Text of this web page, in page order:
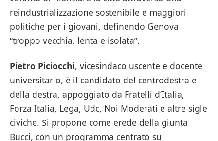
reindustrializzazione sostenibile e maggiori
politiche per i giovani, definendo Genova
“troppo vecchia, lenta e isolata”.
Pietro Piciocchi, vicesindaco uscente e docente
universitario, è il candidato del centrodestra e
della destra, appoggiato da Fratelli d’Italia,
Forza Italia, Lega, Udc, Noi Moderati e altre sigle
civiche. Si propone come erede della giunta
Bucci, con un programma centrato su